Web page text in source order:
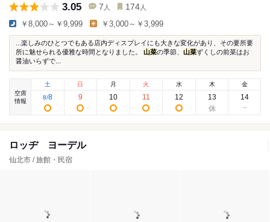
3.05 7 人 174 人
￥8,000～￥9,999 ￥3,000～￥3,999
...楽しみのひとつでもある店内ディスプレイにも大きな変化があり、その要所要
所に魅せられる優雅な時間となりました。 山菜の季節、 山菜ずくしの前菜はお
醤油いらずで...
空席
情報
土
8/8
日
9
月
10
火
11
水
12
木
13
金
14
ロッヂ ヨーデル
仙北市 / 旅館・民宿